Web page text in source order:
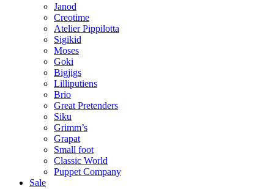
Janod
Creotime
Atelier Pippilotta
Sigikid
Moses
Goki
Bigjigs
Lilliputiens
Brio
Great Pretenders
Siku
Grimm’s
Grapat
Small foot
Classic World
Puppet Company
Sale